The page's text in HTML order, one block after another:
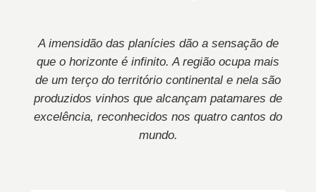
A imensidão das planícies dão a sensação de
que o horizonte é infinito. A região ocupa mais
de um terço do território continental e nela são
produzidos vinhos que alcançam patamares de
excelência, reconhecidos nos quatro cantos do
mundo.